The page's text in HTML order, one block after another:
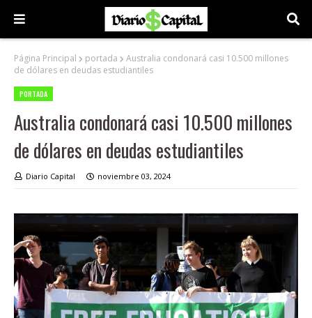
Página Principal portada
Australia condonará casi 10.500 millones
de dólares en deudas estudiantiles
PORTADA
Australia condonará casi 10.500 millones
de dólares en deudas estudiantiles
Diario Capital noviembre 03, 2024